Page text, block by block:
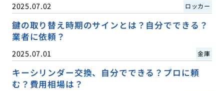
2025.07.02 ロッカー
鍵の取り替え時期のサインとは？自分でできる？
業者に依頼？
2025.07.01 金庫
キーシリンダー交換、自分でできる？プロに頼
む？費用相場は？